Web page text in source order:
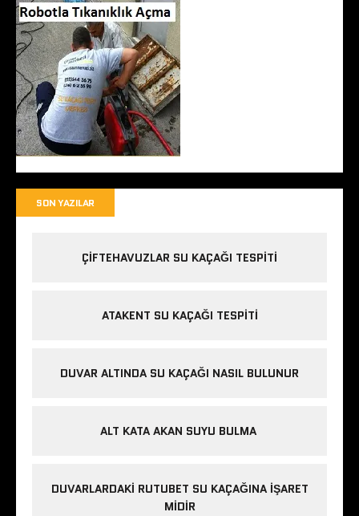
SON YAZILAR
ÇIFTEHAVUZLAR SU KAÇAĞI TESPITI
ATAKENT SU KAÇAĞI TESPITI
DUVAR ALTINDA SU KAÇAĞI NASIL BULUNUR
ALT KATA AKAN SUYU BULMA
DUVARLARDAKI RUTUBET SU KAÇAĞINA İŞARET
MIDIR